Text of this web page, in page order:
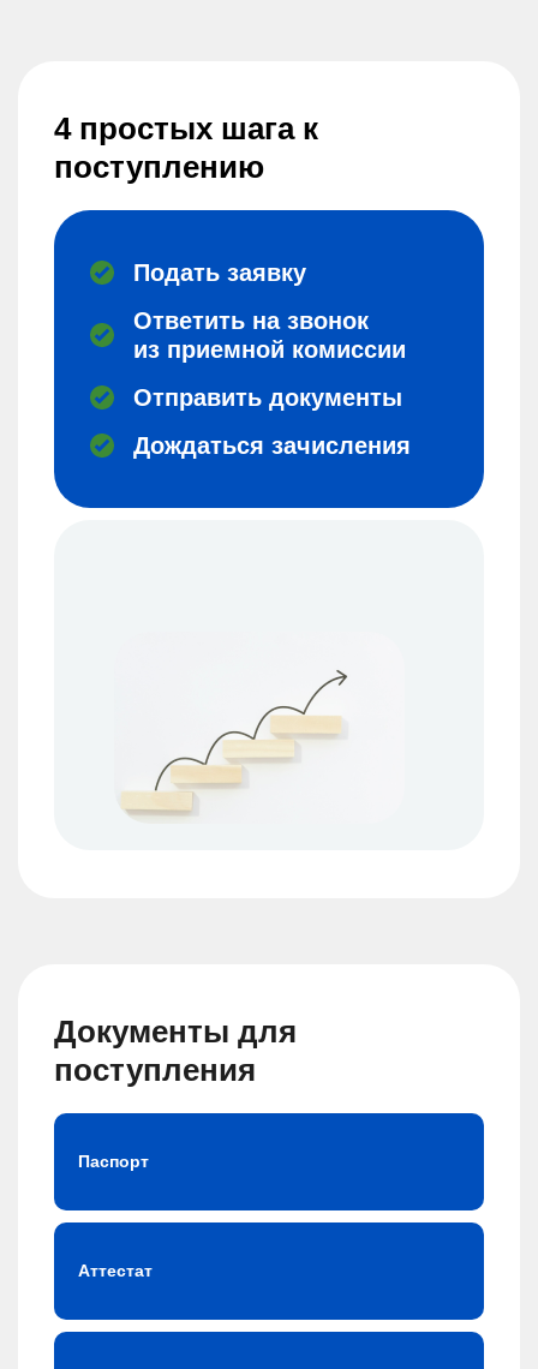
4 простых шага к
поступлению
Подать заявку
Ответить на звонок
из приемной комиссии
Отправить документы
Дождаться зачисления
Документы для
поступления
Паспорт
Аттестат